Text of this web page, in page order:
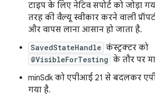
टाइप के लिए नेटिव सपोर्ट को जोड़ा
तरह की वैल्यू स्वीकार करने वाली
और वापस लाना आसान हो जाता है.
SavedStateHandle कंस्ट्रक्टर को
@VisibleForTesting के तौर पर
minSdk को एपीआई 21 से बदलकर
गया है.